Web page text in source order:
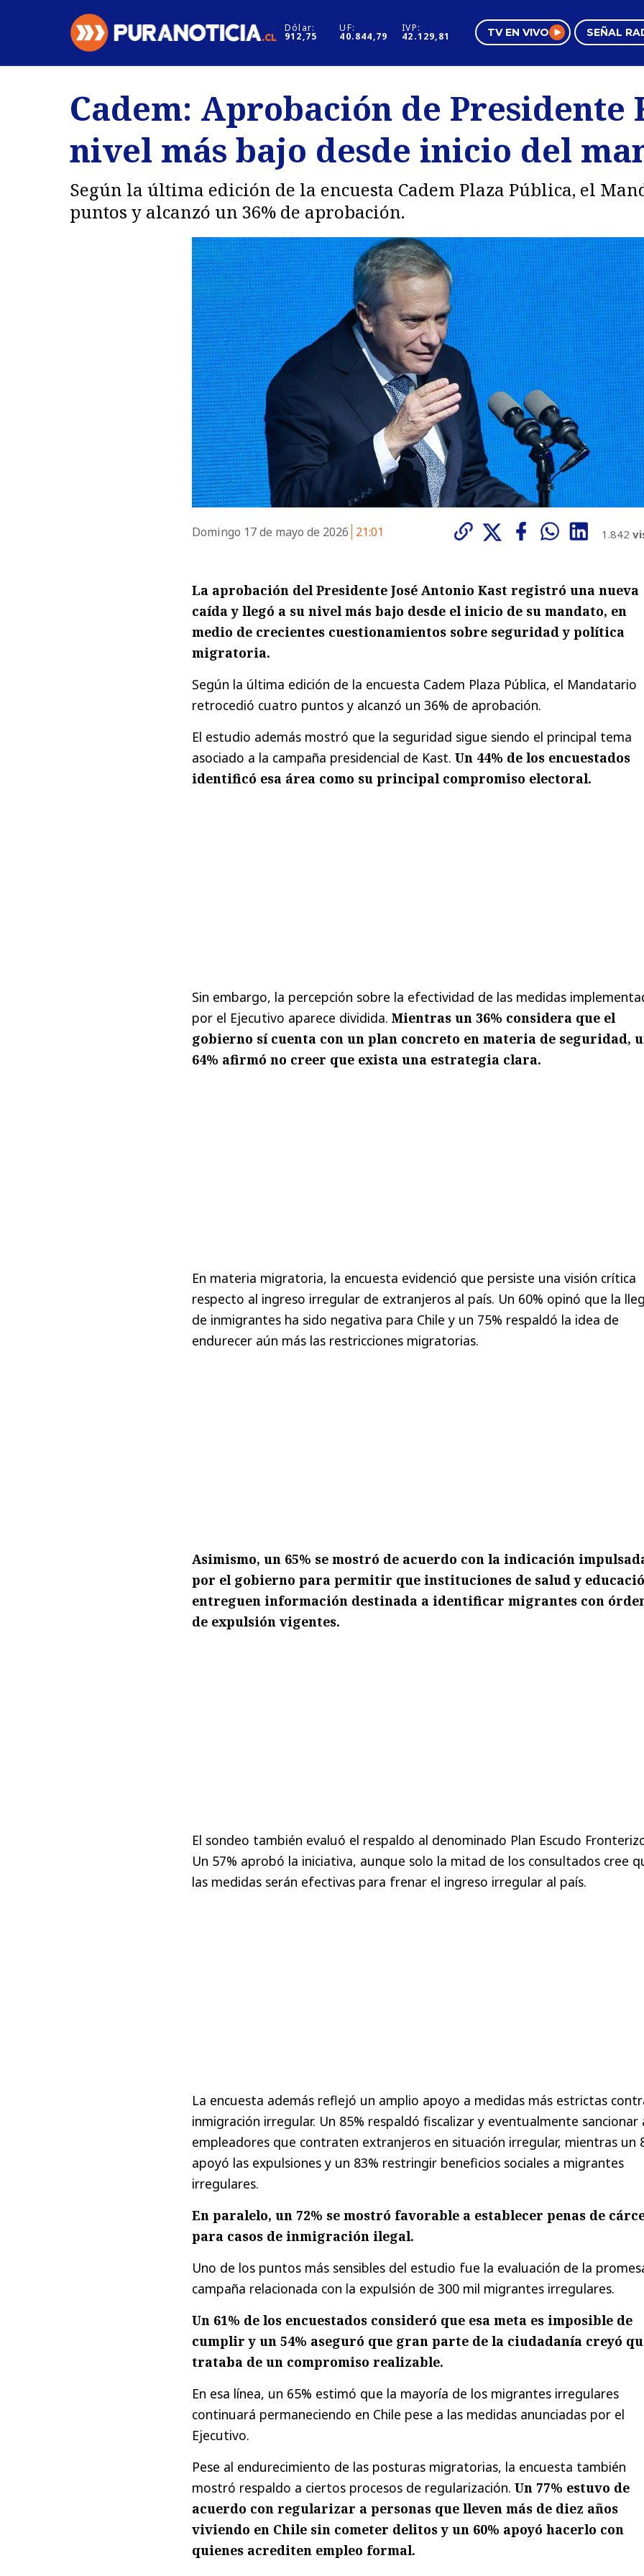
Dólar:
912,75
UF:
40.844,79
IVP:
42.129,81 TV EN VIVO SEÑAL
Regiones
Deportes
Internacional
Motores
Negocios
Pura Mujer
Cadem: Aprobación de Presidente
nivel más bajo desde inicio del
Según la última edición de la encuesta Cadem Plaza Pública, el
puntos y alcanzó un 36% de aprobación.
Domingo 17 de mayo de 2026 21:01 1.842
La aprobación del Presidente José Antonio Kast registró una nueva
caída y llegó a su nivel más bajo desde el inicio de su mandato, en
medio de crecientes cuestionamientos sobre seguridad y política
migratoria.
Según la última edición de la encuesta Cadem Plaza Pública, el Mandatario
retrocedió cuatro puntos y alcanzó un 36% de aprobación.
El estudio además mostró que la seguridad sigue siendo el principal tema
asociado a la campaña presidencial de Kast. Un 44% de los encuestados
identificó esa área como su principal compromiso electoral.
Sin embargo, la percepción sobre la efectividad de las medidas
por el Ejecutivo aparece dividida. Mientras un 36% considera que el
gobierno sí cuenta con un plan concreto en materia de seguridad,
64% afirmó no creer que exista una estrategia clara.
En materia migratoria, la encuesta evidenció que persiste una visión crítica
respecto al ingreso irregular de extranjeros al país. Un 60% opinó que la
de inmigrantes ha sido negativa para Chile y un 75% respaldó la idea de
endurecer aún más las restricciones migratorias.
Asimismo, un 65% se mostró de acuerdo con la indicación
por el gobierno para permitir que instituciones de salud y
entreguen información destinada a identificar migrantes con
de expulsión vigentes.
El sondeo también evaluó el respaldo al denominado Plan Escudo
Un 57% aprobó la iniciativa, aunque solo la mitad de los consultados cree
las medidas serán efectivas para frenar el ingreso irregular al país.
La encuesta además reflejó un amplio apoyo a medidas más estrictas
inmigración irregular. Un 85% respaldó fiscalizar y eventualmente sancionar
empleadores que contraten extranjeros en situación irregular, mientras un
apoyó las expulsiones y un 83% restringir beneficios sociales a migrantes
irregulares.
En paralelo, un 72% se mostró favorable a establecer penas de
para casos de inmigración ilegal.
Uno de los puntos más sensibles del estudio fue la evaluación de la
campaña relacionada con la expulsión de 300 mil migrantes irregulares.
Un 61% de los encuestados consideró que esa meta es imposible de
cumplir y un 54% aseguró que gran parte de la ciudadanía creyó
trataba de un compromiso realizable.
En esa línea, un 65% estimó que la mayoría de los migrantes irregulares
continuará permaneciendo en Chile pese a las medidas anunciadas por el
Ejecutivo.
Pese al endurecimiento de las posturas migratorias, la encuesta también
mostró respaldo a ciertos procesos de regularización. Un 77% estuvo de
acuerdo con regularizar a personas que lleven más de diez años
viviendo en Chile sin cometer delitos y un 60% apoyó hacerlo con
quienes acrediten empleo formal.